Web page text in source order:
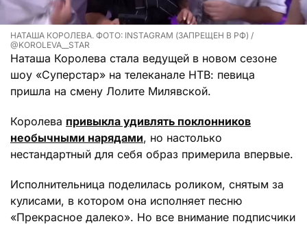
НАТАША КОРОЛЕВА. ФОТО: INSTAGRAM (ЗАПРЕЩЕН В РФ) /
@KOROLEVA__STAR
Наташа Королева стала ведущей в новом сезоне
шоу «Суперстар» на телеканале НТВ: певица
пришла на смену Лолите Милявской.
Королева привыкла удивлять поклонников
необычными нарядами, но настолько
нестандартный для себя образ примерила впервые.
Исполнительница поделилась роликом, снятым за
кулисами, в котором она исполняет песню
«Прекрасное далеко». Но все внимание подписчики